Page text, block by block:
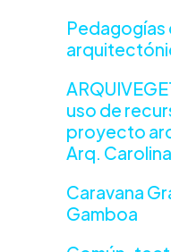
uso de
proyecto
Arq.
Caravana
Gamboa